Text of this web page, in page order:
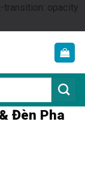
transition: opacity
Đèn Pha